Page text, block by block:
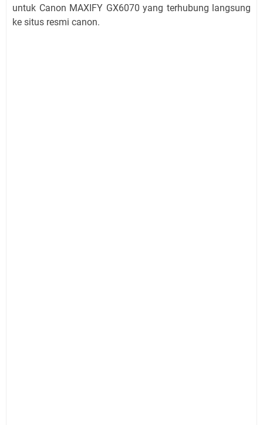
untuk Canon MAXIFY GX6070 yang terhubung langsung
ke situs resmi canon.